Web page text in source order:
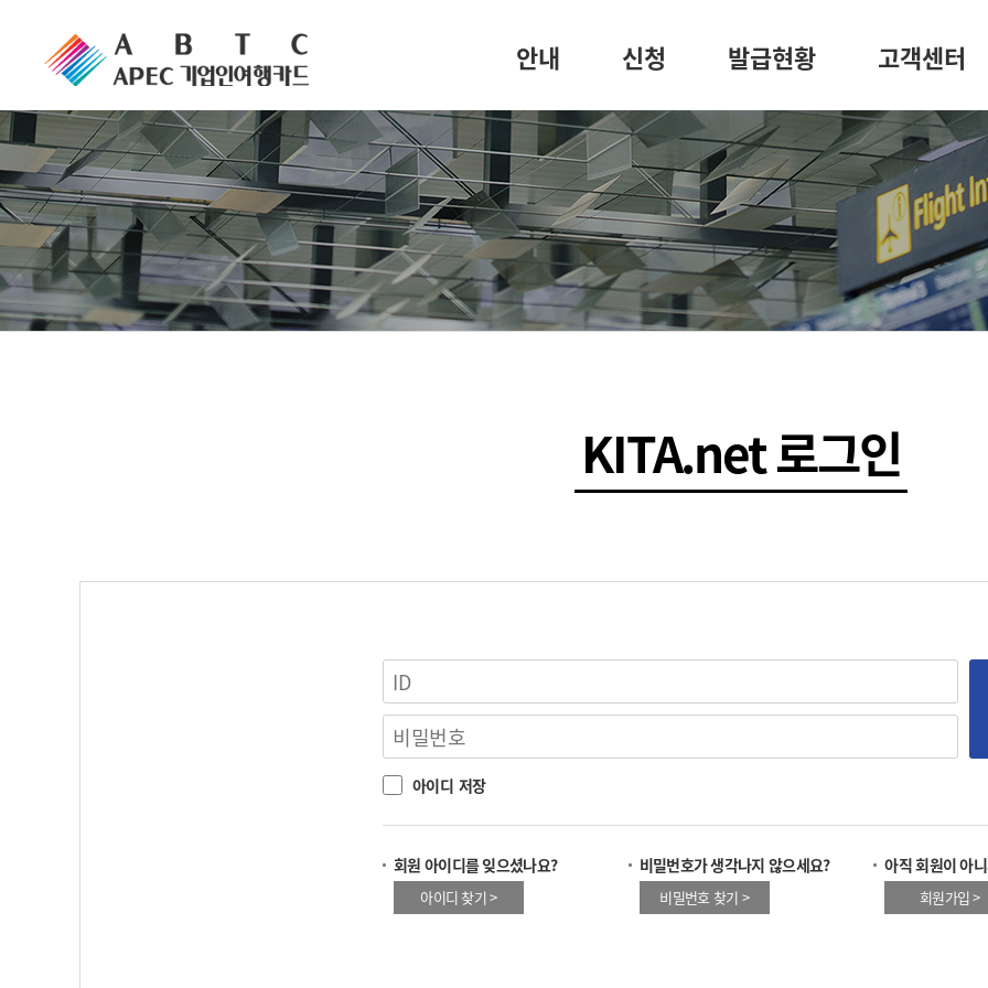
안내 신청 발급현황 고객센터
KITA.net 로그인
아이디 저장
회원 아이디를 잊으셨나요?
아이디 찾기 >
비밀번호가 생각나지 않으세요?
비밀번호 찾기 >
아직 회원이 아
회원가입 >